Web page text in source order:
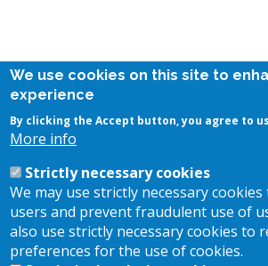
Restez en contact
Inscription à la newsletter
Contact us
Nos implantations
We use cookies on this site to
experience
By clicking the Accept button, you agree to
More info
Strictly necessary cookies
We may use strictly necessary
users and prevent fraudulent use of
also use strictly necessary cookies to
preferences for the use of cookies.